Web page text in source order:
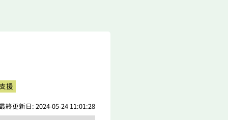
援
終更新日: 2024-05-24 11:01:28